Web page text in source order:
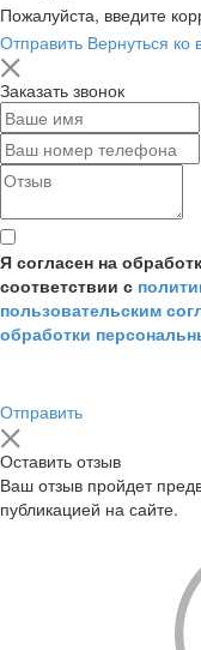
Пожалуйста, введите
Отправить Вернуться ко
Заказать звонок
Я согласен на
соответствии с
пользовательским
обработки
Отправить
Оставить отзыв
Ваш отзыв пройдет
публикацией на сайте.